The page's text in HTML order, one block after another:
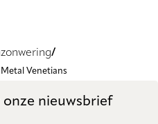
Venetians
onze nieuwsbrief